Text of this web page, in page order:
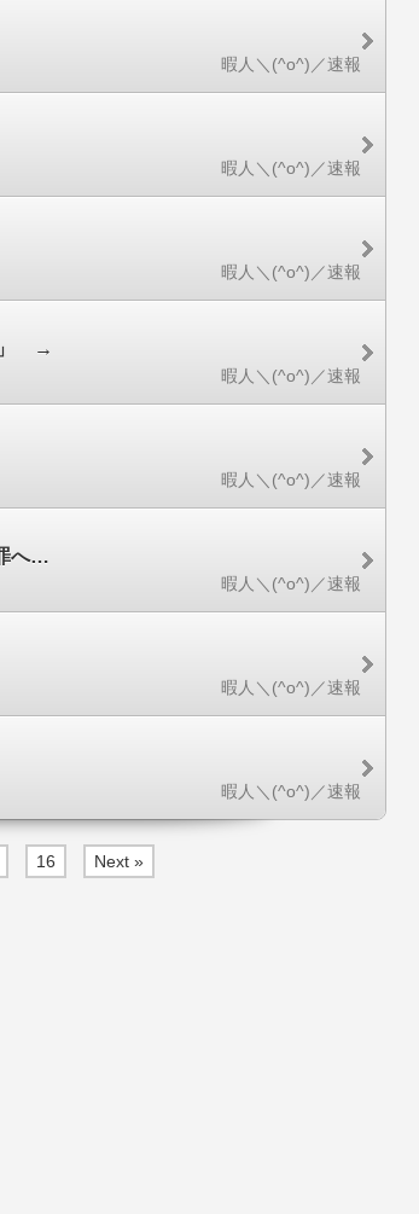
暇人＼(^o^)／速報
暇人＼(^o^)／速報
暇人＼(^o^)／速報
」 →
暇人＼(^o^)／速報
暇人＼(^o^)／速報
へ…
暇人＼(^o^)／速報
暇人＼(^o^)／速報
暇人＼(^o^)／速報
16 Next »